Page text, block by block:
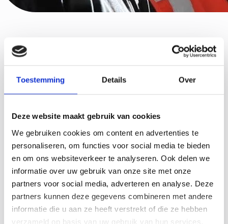
Toestemming Details Over
Deze website maakt gebruik van cookies
We gebruiken cookies om content en advertenties te
personaliseren, om functies voor social media te bieden
en om ons websiteverkeer te analyseren. Ook delen we
informatie over uw gebruik van onze site met onze
partners voor social media, adverteren en analyse. Deze
partners kunnen deze gegevens combineren met andere
informatie die u aan ze heeft verstrekt of die ze hebben
verzameld op basis van uw gebruik van hun services.
Kennis waar je wat aan hebt